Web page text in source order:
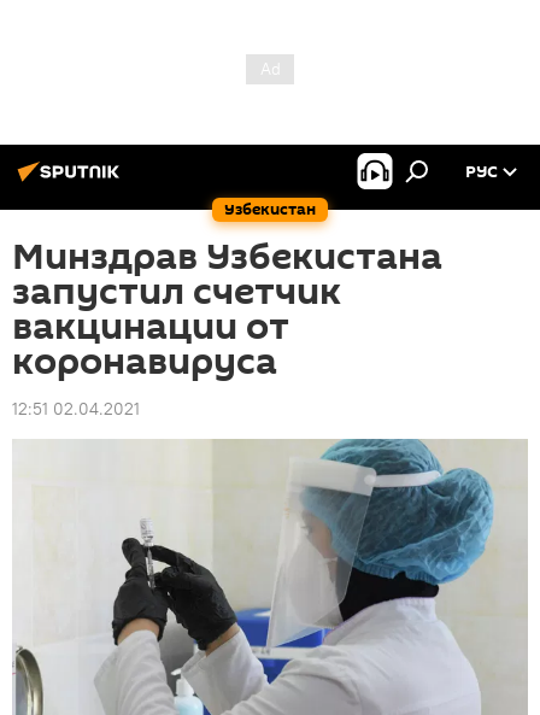
Узбекистан
РУС
Минздрав Узбекистана
запустил счетчик
вакцинации от
коронавируса
12:51 02.04.2021